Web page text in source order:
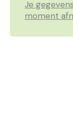
Je
moment